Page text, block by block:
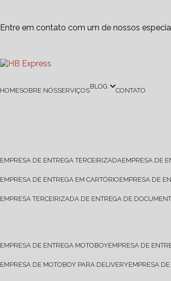
Entre em contato com um de nossos
HOME SOBRE NÓS SERVIÇOS BLOG CONTATO
EMPRESA DE ENTREGA TERCEIRIZADA EMPRESA DE
EMPRESA DE ENTREGA EM CARTÓRIO EMPRESA DE
EMPRESA TERCEIRIZADA DE ENTREGA DE
EMPRESA DE ENTREGA MOTOBOY EMPRESA DE
EMPRESA DE MOTOBOY PARA DELIVERY EMPRESA